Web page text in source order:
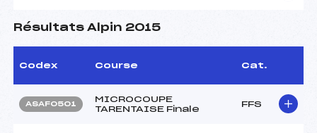
Résultats Alpin 2015
Codex Course Cat.
ASAF0501
MICROCOUPE
TARENTAISE Finale
FFS